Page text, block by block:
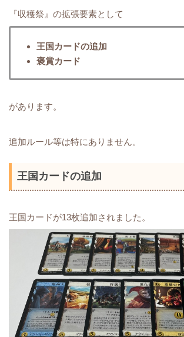
『収穫祭』の拡張要素として
王国カードの追加
褒賞カード
があります。
追加ルール等は特にありません。
王国カードの追加
王国カードが13枚追加されました。